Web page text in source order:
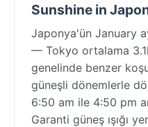
Sunshine in
Japonya'ün January
— Tokyo ortalama
genelinde benzer
güneşli dönemlerle
6:50 am ile 4:50 pm
Garanti güneş ışığı